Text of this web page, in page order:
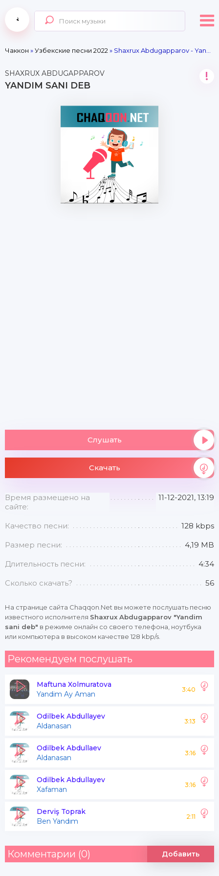
Чаккон »Узбекские песни 2022 » Shaxrux Abdugapparov - Yandim sani deb
SHAXRUX ABDUGAPPAROV
YANDIM SANI DEB
!
Слушать
Скачать
Время размещено на
сайте:
11-12-2021, 13:19
Качество песни: 128 kbps
Размер песни: 4,19 MB
Длительность песни: 4:34
Сколько скачать? 56
На странице сайта Chaqqon.Net вы можете послушать песню
известного исполнителя Shaxrux Abdugapparov "Yandim
sani deb" в режиме онлайн со своего телефона, ноутбука
или компьютера в высоком качестве 128 kbp/s.
Рекомендуем послушать
Maftuna Xolmuratova
Yandim Ay Aman
3:40
Odilbek Abdullayev
Aldanasan
3:13
Odilbek Abdullaev
Aldanasan
3:16
Odilbek Abdullayev
Xafaman
3:16
Derviş Toprak
Ben Yandım
2:11
Комментарии (0) Добавить